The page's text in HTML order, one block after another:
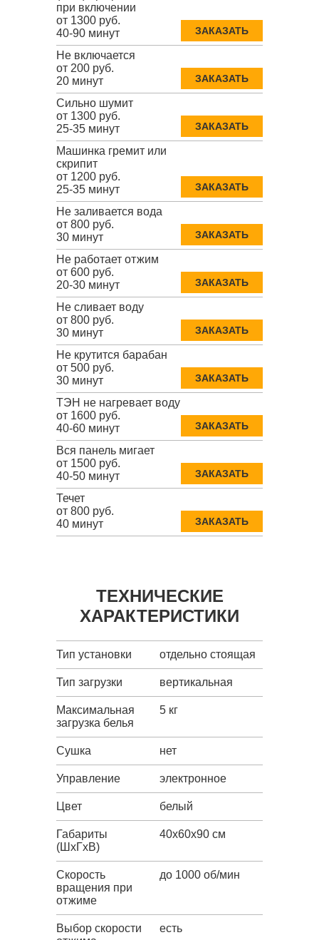
при включении
от 1300 руб.
40-90 минут
ЗАКАЗАТЬ
Не включается
от 200 руб.
20 минут
ЗАКАЗАТЬ
Сильно шумит
от 1300 руб.
25-35 минут
ЗАКАЗАТЬ
Машинка гремит или
скрипит
от 1200 руб.
25-35 минут
ЗАКАЗАТЬ
Не заливается вода
от 800 руб.
30 минут
ЗАКАЗАТЬ
Не работает отжим
от 600 руб.
20-30 минут
ЗАКАЗАТЬ
Не сливает воду
от 800 руб.
30 минут
ЗАКАЗАТЬ
Не крутится барабан
от 500 руб.
30 минут
ЗАКАЗАТЬ
ТЭН не нагревает воду
от 1600 руб.
40-60 минут
ЗАКАЗАТЬ
Вся панель мигает
от 1500 руб.
40-50 минут
ЗАКАЗАТЬ
Течет
от 800 руб.
40 минут
ЗАКАЗАТЬ
ТЕХНИЧЕСКИЕ
ХАРАКТЕРИСТИКИ
Тип установки отдельно стоящая
Тип загрузки вертикальная
Максимальная
загрузка белья
5 кг
Сушка нет
Управление электронное
Цвет белый
Габариты
(ШxГxВ)
40x60x90 см
Скорость
вращения при
отжиме
до 1000 об/мин
Выбор скорости
есть